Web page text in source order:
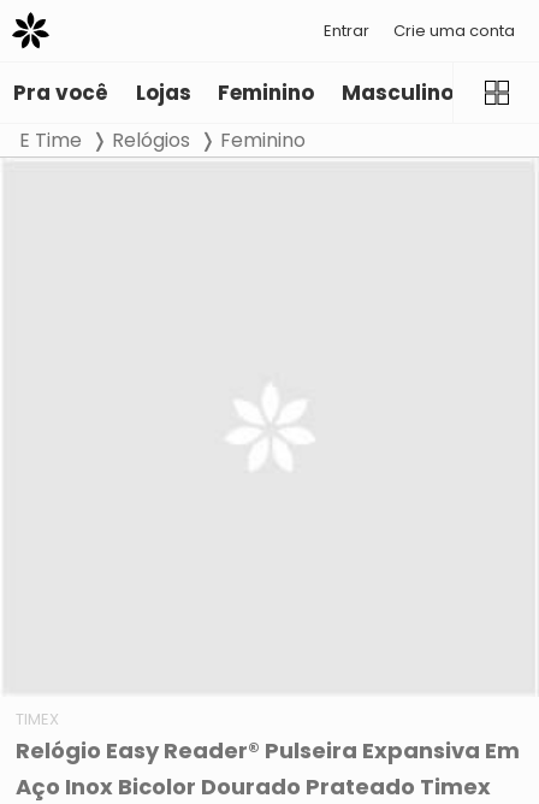
Entrar Crie uma conta
Pra você Lojas Feminino Masculino
E Time Relógios Feminino
TIMEX
Relógio Easy Reader® Pulseira Expansiva Em
Aço Inox Bicolor Dourado Prateado Timex